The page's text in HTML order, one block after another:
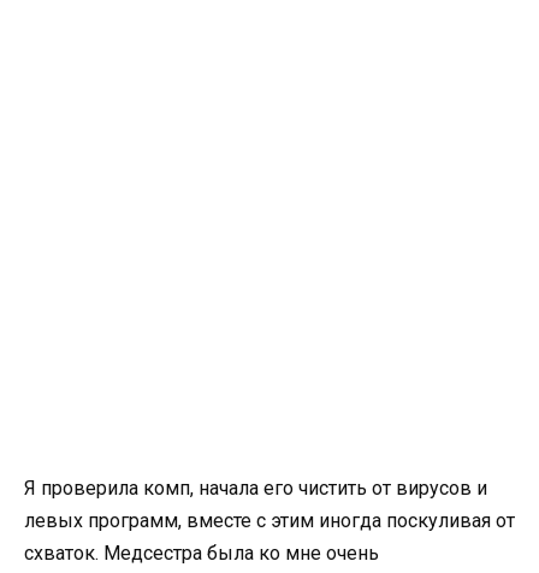
Я проверила комп, начала его чистить от вирусов и
левых программ, вместе с этим иногда поскуливая от
схваток. Медсестра была ко мне очень